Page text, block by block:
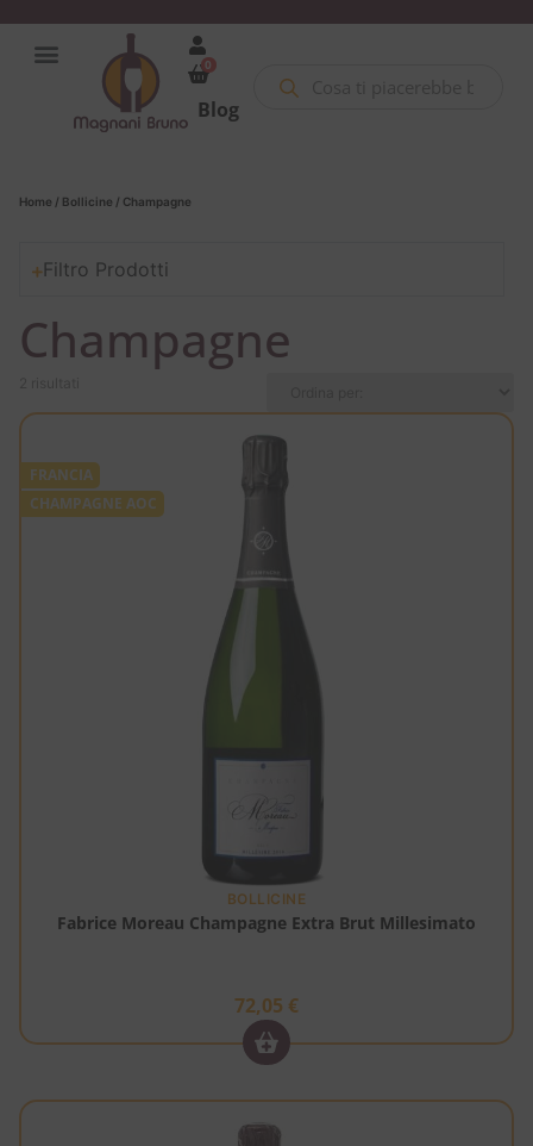
0
Blog
Home / Bollicine / Champagne
Filtro Prodotti
Champagne
FRANCIA
CHAMPAGNE AOC
BOLLICINE
Fabrice Moreau Champagne Extra Brut Millesimato
72,05 €